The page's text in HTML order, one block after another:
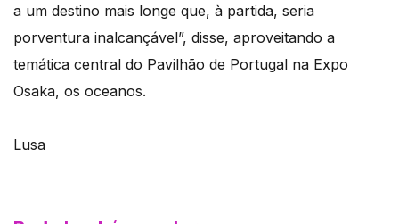
a um destino mais longe que, à partida, seria
porventura inalcançável”, disse, aproveitando a
temática central do Pavilhão de Portugal na Expo
Osaka, os oceanos.
Lusa